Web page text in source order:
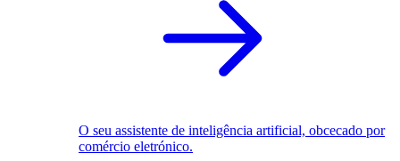
O seu assistente de inteligência artificial, obcecado por
comércio eletrónico.